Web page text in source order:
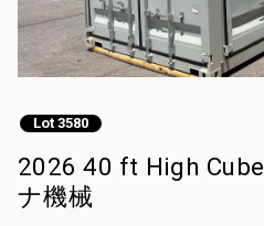
Lot 3580
2026 40 ft High
ナ機械